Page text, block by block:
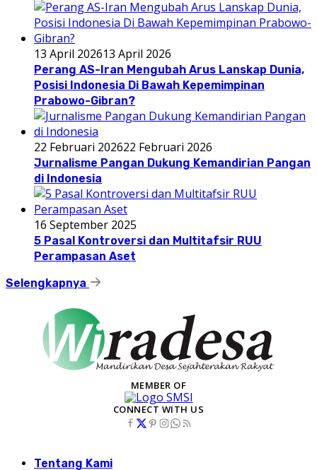
13 April 202613 April 2026
Perang AS-Iran Mengubah Arus Lanskap Dunia,
Posisi Indonesia Di Bawah Kepemimpinan
Prabowo-Gibran?
22 Februari 202622 Februari 2026
Jurnalisme Pangan Dukung Kemandirian Pangan
di Indonesia
16 September 2025
5 Pasal Kontroversi dan Multitafsir RUU
Perampasan Aset
Selengkapnya
MEMBER OF
CONNECT WITH US
Tentang Kami